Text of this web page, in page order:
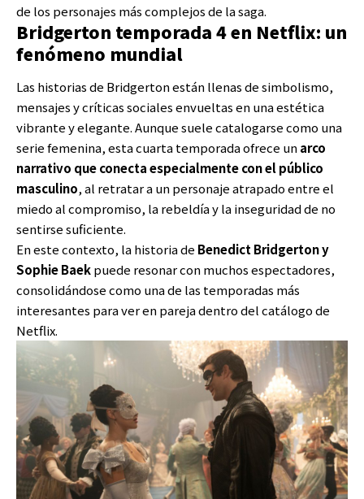
de los personajes más complejos de la saga.
Bridgerton temporada 4 en Netflix: un
fenómeno mundial
Las historias de Bridgerton están llenas de simbolismo,
mensajes y críticas sociales envueltas en una estética
vibrante y elegante. Aunque suele catalogarse como una
serie femenina, esta cuarta temporada ofrece unarco
narrativo que conecta especialmente con el público
masculino, al retratar a un personaje atrapado entre el
miedo al compromiso, la rebeldía y la inseguridad de no
sentirse suficiente.
En este contexto, la historia de Benedict Bridgerton y
Sophie Baekpuede resonar con muchos espectadores,
consolidándose como una de las temporadas más
interesantes para ver en pareja dentro del catálogo de
Netflix.